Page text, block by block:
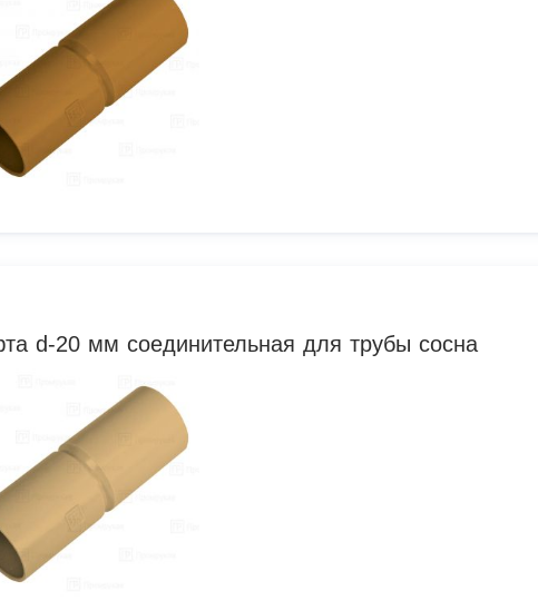
d-20 мм соединительная для трубы сосна